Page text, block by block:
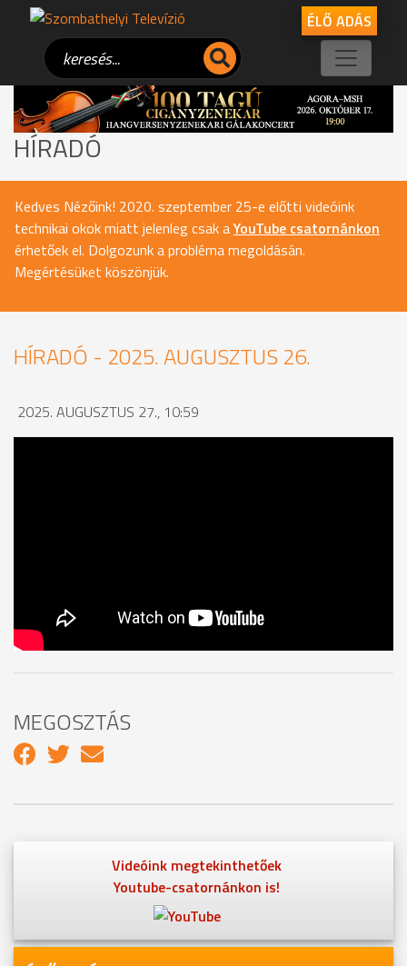
ÉLŐ ADÁS
HÍRADÓ
Kedves Nézőink! 2020. szeptember 25-e előtti videóink
technikai okok miatt jelenleg csak aYouTube csatornánkon
érhetőek el. Dolgozunk a probléma megoldásán.
Megértésüket köszönjük.
HÍRADÓ - 2025. AUGUSZTUS 26.
2025. AUGUSZTUS 27., 10:59
MEGOSZTÁS
Videóink megtekinthetőek
Youtube-csatornánkon is!